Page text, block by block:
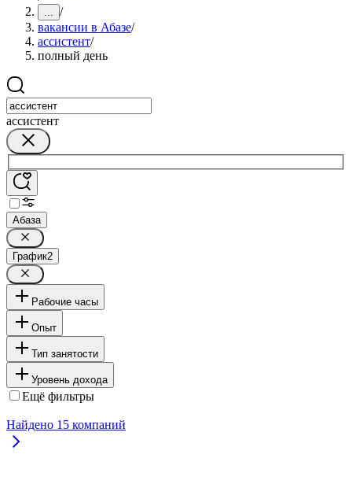
... /
вакансии в Абазе/
ассистент/
полный день
ассистент
Абаза
График2
Рабочие часы
Опыт
Тип занятости
Уровень дохода
Ещё фильтры
Найдено 15 компаний